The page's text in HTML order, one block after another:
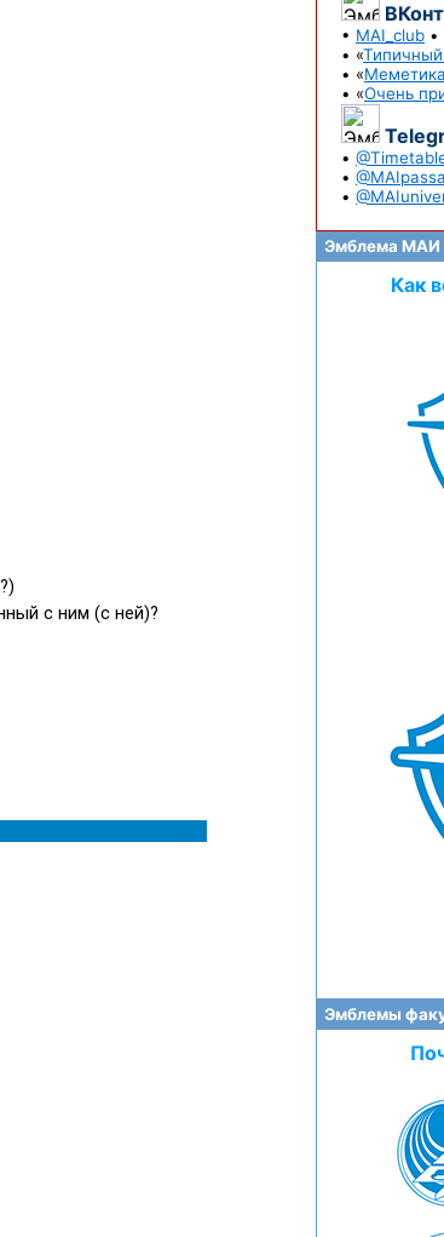
• MAI_club •
• «
• «
• «Очень
•
•
•
Эмблема МАИ
Как
Эмблемы